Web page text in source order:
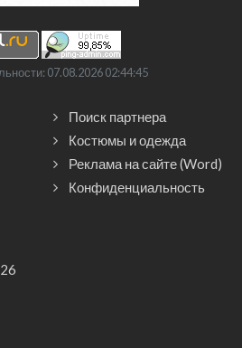
07.08.2026 02:44:45
Поиск партнера
Костюмы и одежда
Реклама на сайте (Word)
Конфиденциальность